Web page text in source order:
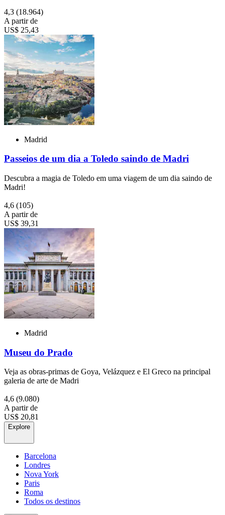
4,3 (18.964)
A partir de
US$ 25,43
Madrid
Passeios de um dia a Toledo saindo de Madri
Descubra a magia de Toledo em uma viagem de um dia saindo de
Madri!
4,6 (105)
A partir de
US$ 39,31
Madrid
Museu do Prado
Veja as obras-primas de Goya, Velázquez e El Greco na principal
galeria de arte de Madri
4,6 (9.080)
A partir de
US$ 20,81
Explore
Barcelona
Londres
Nova York
Paris
Roma
Todos os destinos